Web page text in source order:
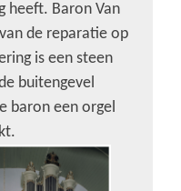
heeft. Baron Van
de reparatie op
is een steen
buitengevel
baron een orgel